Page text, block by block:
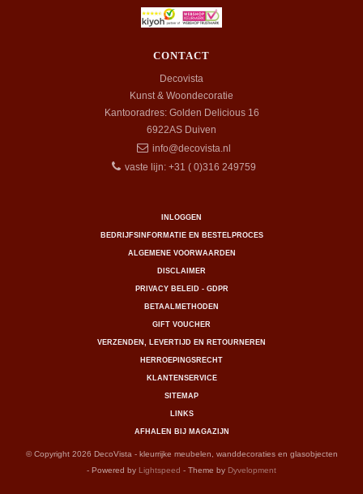
CONTACT
Decovista
Kunst & Woondecoratie
Kantooradres: Golden Delicious 16
6922AS Duiven
info@decovista.nl
vaste lijn: +31 ( 0)316 249759
INLOGGEN
BEDRIJFSINFORMATIE EN BESTELPROCES
ALGEMENE VOORWAARDEN
DISCLAIMER
PRIVACY BELEID - GDPR
BETAALMETHODEN
GIFT VOUCHER
VERZENDEN, LEVERTIJD EN RETOURNEREN
HERROEPINGSRECHT
KLANTENSERVICE
SITEMAP
LINKS
AFHALEN BIJ MAGAZIJN
© Copyright 2026 DecoVista - kleurrijke meubelen, wanddecoraties en glasobjecten
- Powered by Lightspeed - Theme by Dyvelopment